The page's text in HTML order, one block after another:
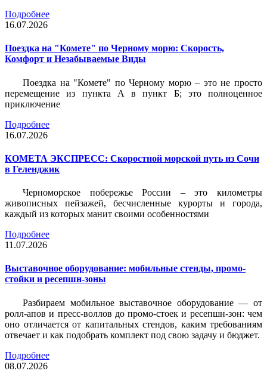
Подробнее
16.07.2026
Поездка на "Комете" по Черному морю: Скорость,
Комфорт и Незабываемые Виды
Поездка на "Комете" по Черному морю – это не просто
перемещение из пункта А в пункт Б; это полноценное
приключение
Подробнее
16.07.2026
КОМЕТА ЭКСПРЕСС: Скоростной морской путь из Сочи
в Геленджик
Черноморское побережье России – это километры
живописных пейзажей, бесчисленные курорты и города,
каждый из которых манит своими особенностями
Подробнее
11.07.2026
Выставочное оборудование: мобильные стенды, промо-
стойки и ресепшн-зоны
Разбираем мобильное выставочное оборудование — от
ролл-апов и пресс-воллов до промо-стоек и ресепшн-зон: чем
оно отличается от капитальных стендов, каким требованиям
отвечает и как подобрать комплект под свою задачу и бюджет.
Подробнее
08.07.2026